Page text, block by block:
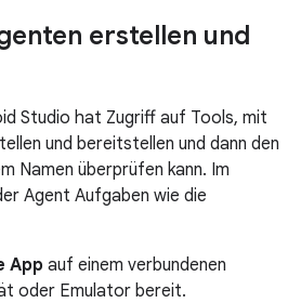
erstellen und
Studio hat Zugriff auf Tools, mit
und bereitstellen und dann den
Namen überprüfen kann. Im
Agent Aufgaben wie die
App auf einem verbundenen
oder Emulator bereit.